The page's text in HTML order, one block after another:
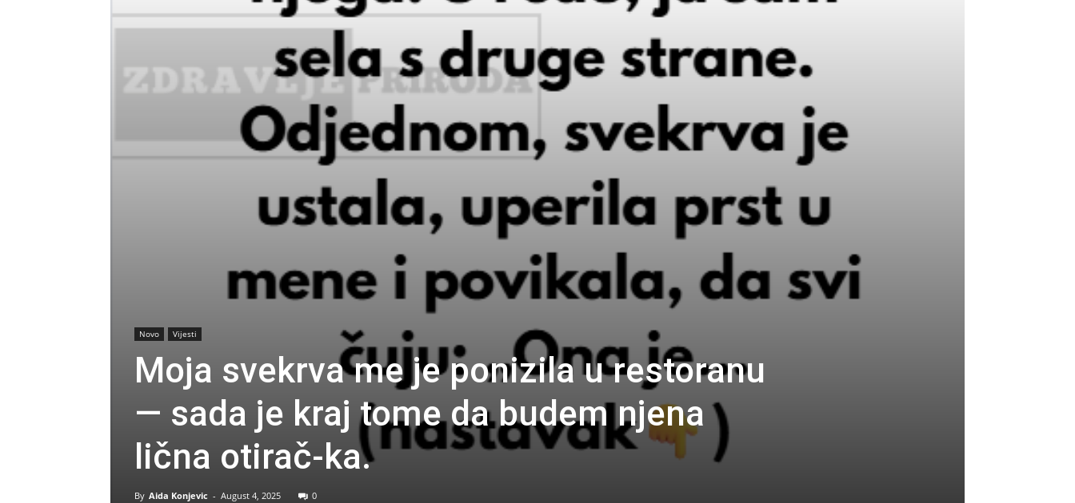
Novo Vijesti
Moja svekrva me je ponizila u restoranu
— sada je kraj tome da budem njena
lična otirač-ka.
By Aida Konjevic - August 4, 2025 0